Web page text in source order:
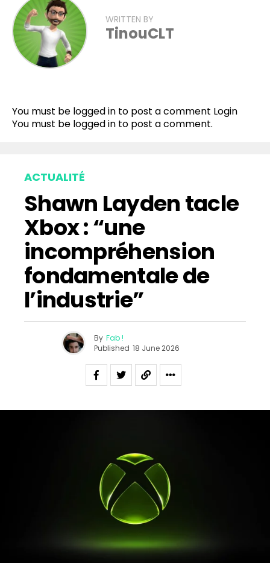
WRITTEN BY
TinouCLT
You must be logged in to post a comment Login
You must be logged in to post a comment.
ACTUALITÉ
Shawn Layden tacle
Xbox : “une
incompréhension
fondamentale de
l’industrie”
By Fab !
Published 18 June 2026
Pinterest